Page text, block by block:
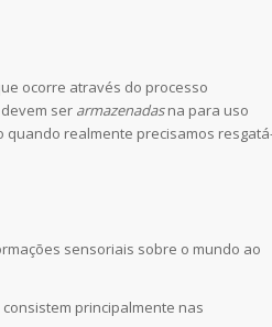
ocorre através do processo
ser armazenadasna para uso
realmente precisamos
sensoriais sobre o mundo ao
principalmente nas